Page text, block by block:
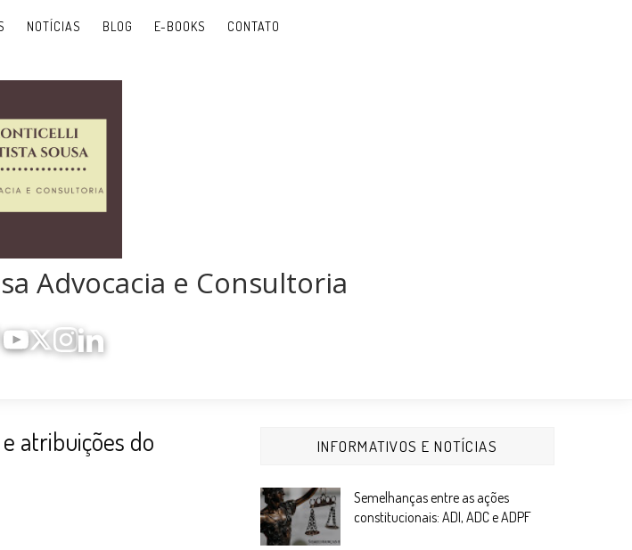
NOTÍCIAS BLOG E-BOOKS CONTATO
Advocacia e Consultoria
atribuições do
INFORMATIVOS E NOTÍCIAS
Semelhanças entre as ações
constitucionais: ADI, ADC e ADPF